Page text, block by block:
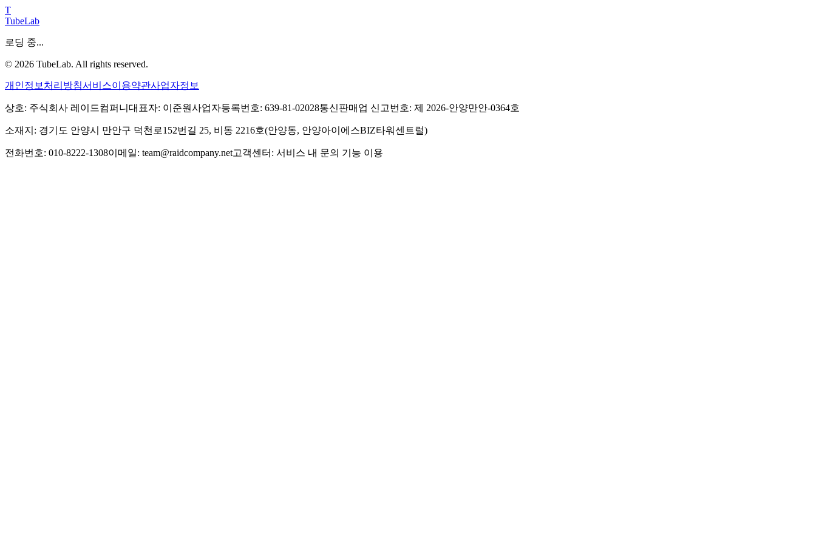
T
TubeLab
로딩 중...
© 2026 TubeLab. All rights reserved.
개인정보처리방침서비스이용약관사업자정보
상호: 주식회사 레이드컴퍼니 대표자: 이준원사업자등록번호: 639-81-02028통신판매업 신고번호: 제 2026-안양만안-0364호
소재지: 경기도 안양시 만안구 덕천로152번길 25, 비동 2216호(안양동, 안양아이에스BIZ타워센트럴)
전화번호: 010-8222-1308이메일: team@raidcompany.net고객센터: 서비스 내 문의 기능 이용